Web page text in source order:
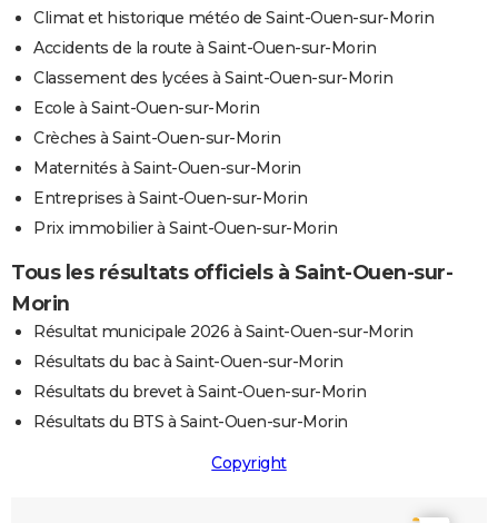
Climat et historique météo de Saint-Ouen-sur-Morin
Accidents de la route à Saint-Ouen-sur-Morin
Classement des lycées à Saint-Ouen-sur-Morin
Ecole à Saint-Ouen-sur-Morin
Crèches à Saint-Ouen-sur-Morin
Maternités à Saint-Ouen-sur-Morin
Entreprises à Saint-Ouen-sur-Morin
Prix immobilier à Saint-Ouen-sur-Morin
Tous les résultats officiels à Saint-Ouen-sur-
Morin
Résultat municipale 2026 à Saint-Ouen-sur-Morin
Résultats du bac à Saint-Ouen-sur-Morin
Résultats du brevet à Saint-Ouen-sur-Morin
Résultats du BTS à Saint-Ouen-sur-Morin
Copyright